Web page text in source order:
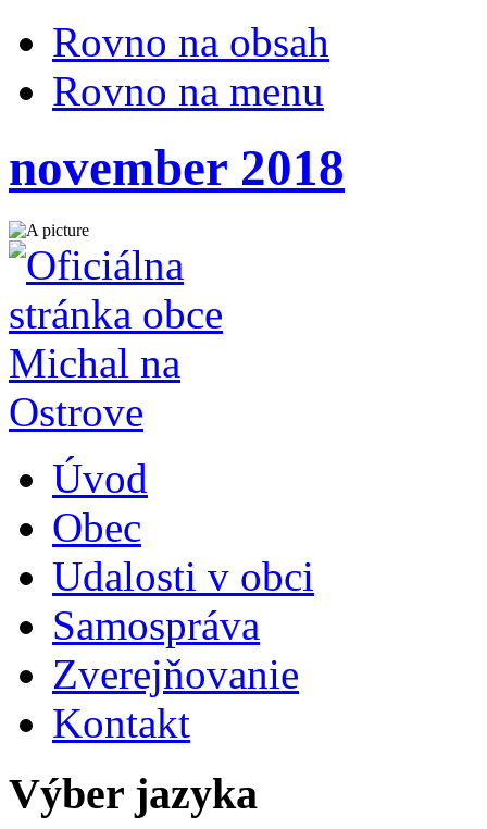
Rovno na obsah
Rovno na menu
november 2018
Úvod
Obec
Udalosti v obci
Samospráva
Zverejňovanie
Kontakt
Výber jazyka